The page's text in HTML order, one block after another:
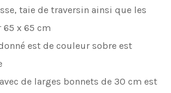
taie de traversin ainsi que les
x 65 cm
est de couleur sobre est
avec de larges bonnets de 30 cm est